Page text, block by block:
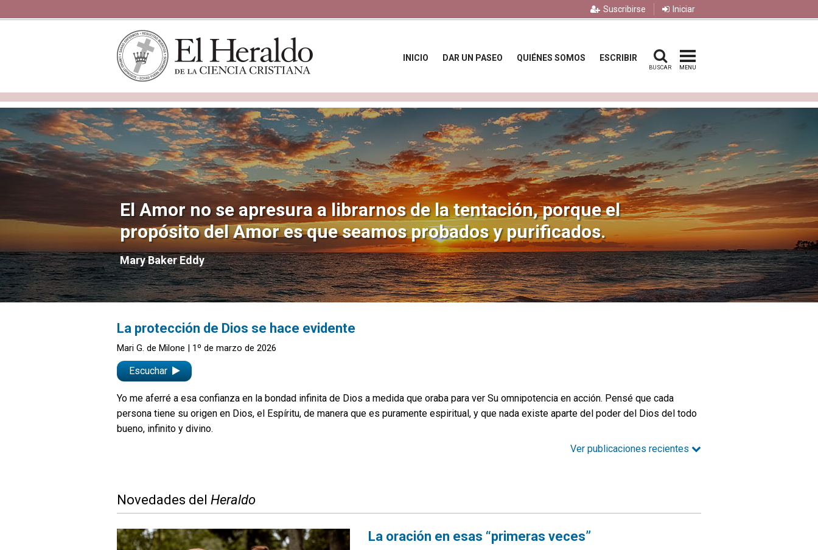
Suscribirse Iniciar
INICIO DAR UN PASEO QUIÉNES SOMOS ESCRIBIR
BUSCAR MENU
El Amor no se apresura a librarnos de la tentación, porque el
propósito del Amor es que seamos probados y purificados.
Mary Baker Eddy
La protección de Dios se hace evidente
Mari G. de Milone | 1º de marzo de 2026
Escuchar
Yo me aferré a esa confianza en la bondad infinita de Dios a medida que oraba para ver Su omnipotencia en acción. Pensé que cada
persona tiene su origen en Dios, el Espíritu, de manera que es puramente espiritual, y que nada existe aparte del poder del Dios del todo
bueno, infinito y divino.
Ver publicaciones recientes
Novedades del Heraldo
La oración en esas “primeras veces”